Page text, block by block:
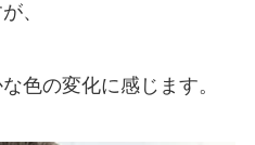
、
色の変化に感じます。